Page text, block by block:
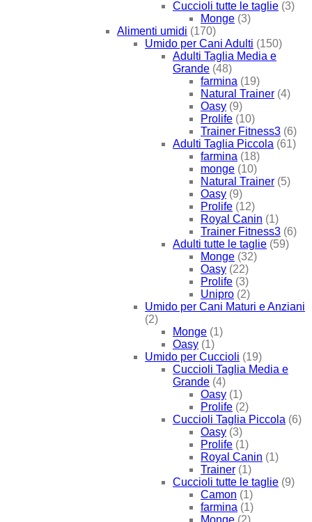
Cuccioli tutte le taglie (3)
Monge (3)
Alimenti umidi (170)
Umido per Cani Adulti (150)
Adulti Taglia Media e
Grande (48)
farmina (19)
Natural Trainer (4)
Oasy (9)
Prolife (10)
Trainer Fitness3 (6)
Adulti Taglia Piccola (61)
farmina (18)
monge (10)
Natural Trainer (5)
Oasy (9)
Prolife (12)
Royal Canin (1)
Trainer Fitness3 (6)
Adulti tutte le taglie (59)
Monge (32)
Oasy (22)
Prolife (3)
Unipro (2)
Umido per Cani Maturi e Anziani
(2)
Monge (1)
Oasy (1)
Umido per Cuccioli (19)
Cuccioli Taglia Media e
Grande (4)
Oasy (1)
Prolife (2)
Cuccioli Taglia Piccola (6)
Oasy (3)
Prolife (1)
Royal Canin (1)
Trainer (1)
Cuccioli tutte le taglie (9)
Camon (1)
farmina (1)
Monge (2)